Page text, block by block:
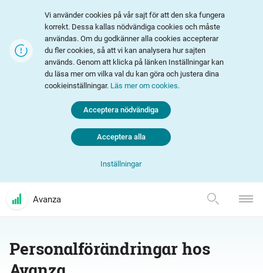
Vi använder cookies på vår sajt för att den ska fungera
korrekt. Dessa kallas nödvändiga cookies och måste
användas. Om du godkänner alla cookies accepterar
du fler cookies, så att vi kan analysera hur sajten
används. Genom att klicka på länken Inställningar kan
du läsa mer om vilka val du kan göra och justera dina
cookieinställningar. Läs mer om cookies.
Inställningar
Acceptera nödvändiga
Acceptera alla
Avanza
Personalförändringar hos